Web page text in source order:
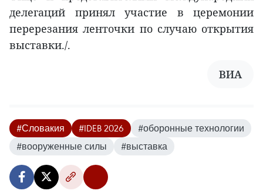
делегаций принял участие в церемонии
перерезания ленточки по случаю открытия
выставки./.
ВИА
#Словакия #IDEB 2026
#оборонные технологии
#вооруженные силы
#выставка